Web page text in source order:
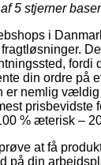
5 stjerner
i
fordi
din ordre på
er nemlig
prisbevidste
% æterisk –
at få
på din